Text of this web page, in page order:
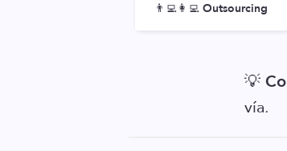
👨‍💻👩‍💻 Outsourcing
💡
vía.